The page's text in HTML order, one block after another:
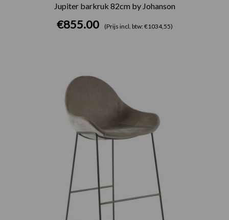
Jupiter barkruk 82cm by Johanson
€855.00 (Prijs incl. btw: €1034,55)